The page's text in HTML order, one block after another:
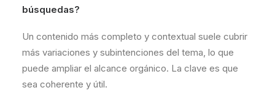
búsquedas?
Un contenido más completo y contextual suele cubrir
más variaciones y subintenciones del tema, lo que
puede ampliar el alcance orgánico. La clave es que
sea coherente y útil.